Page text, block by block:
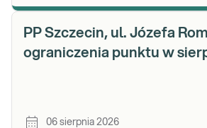
PP Szczecin, ul. Józefa
ograniczenia punktu w
06 sierpnia 2026